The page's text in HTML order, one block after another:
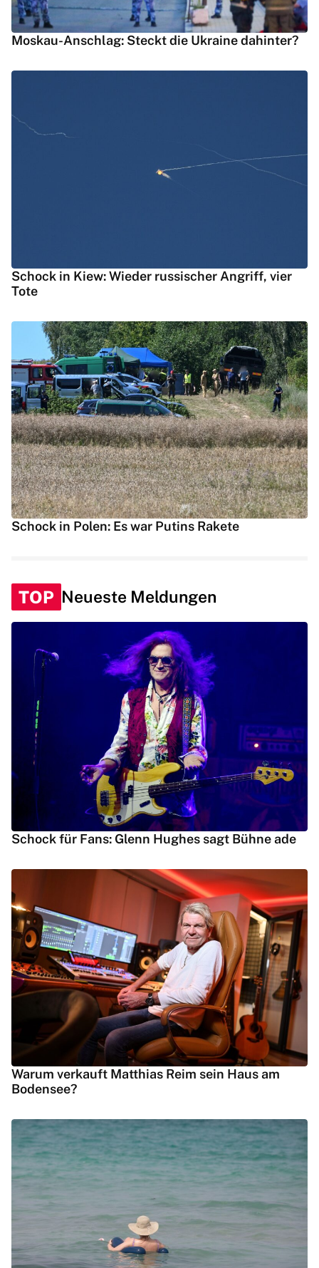
Moskau-Anschlag: Steckt die Ukraine dahinter?
Schock in Kiew: Wieder russischer Angriff, vier
Tote
Schock in Polen: Es war Putins Rakete
TOP Neueste Meldungen
Schock für Fans: Glenn Hughes sagt Bühne ade
Warum verkauft Matthias Reim sein Haus am
Bodensee?